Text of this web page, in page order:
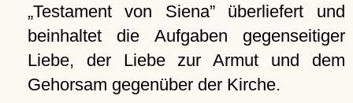
Testament von Siena überliefert und
beinhaltet die Aufgaben gegenseitiger
Liebe, der Liebe zur Armut und dem
Gehorsam gegenüber der Kirche.